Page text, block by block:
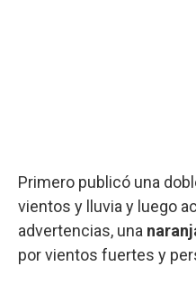
Primero publicó una
vientos y lluvia y luego
advertencias, una
por vientos fuertes y